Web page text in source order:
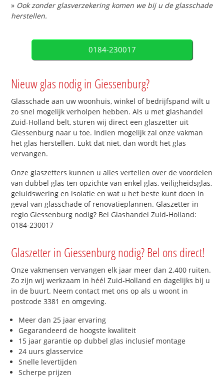
» Ook zonder glasverzekering komen we bij u de glasschade
herstellen.
0184-230017
Nieuw glas nodig in Giessenburg?
Glasschade aan uw woonhuis, winkel of bedrijfspand wilt u
zo snel mogelijk verholpen hebben. Als u met glashandel
Zuid-Holland belt, sturen wij direct een glaszetter uit
Giessenburg naar u toe. Indien mogelijk zal onze vakman
het glas herstellen. Lukt dat niet, dan wordt het glas
vervangen.
Onze glaszetters kunnen u alles vertellen over de voordelen
van dubbel glas ten opzichte van enkel glas, veiligheidsglas,
geluidswering en isolatie en wat u het beste kunt doen in
geval van glasschade of renovatieplannen. Glaszetter in
regio Giessenburg nodig? Bel Glashandel Zuid-Holland:
0184-230017
Glaszetter in Giessenburg nodig? Bel ons direct!
Onze vakmensen vervangen elk jaar meer dan 2.400 ruiten.
Zo zijn wij werkzaam in héél Zuid-Holland en dagelijks bij u
in de buurt. Neem contact met ons op als u woont in
postcode 3381 en omgeving.
Meer dan 25 jaar ervaring
Gegarandeerd de hoogste kwaliteit
15 jaar garantie op dubbel glas inclusief montage
24 uurs glasservice
Snelle levertijden
Scherpe prijzen